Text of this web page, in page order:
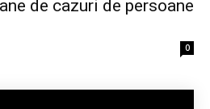
de cazuri de persoane
0